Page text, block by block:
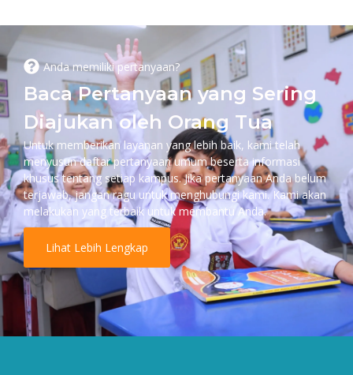
Anda memiliki pertanyaan?
Baca Pertanyaan yang Sering
Diajukan oleh Orang Tua
Untuk memberikan layanan yang lebih baik, kami telah
menyusun daftar pertanyaan umum beserta informasi
khusus tentang setiap kampus. Jika pertanyaan Anda belum
terjawab, jangan ragu untuk menghubungi kami. Kami akan
melakukan yang terbaik untuk membantu Anda.
Lihat Lebih Lengkap